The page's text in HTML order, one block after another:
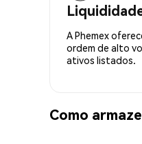
A Phemex
ordem de alto
ativos listados.
Como